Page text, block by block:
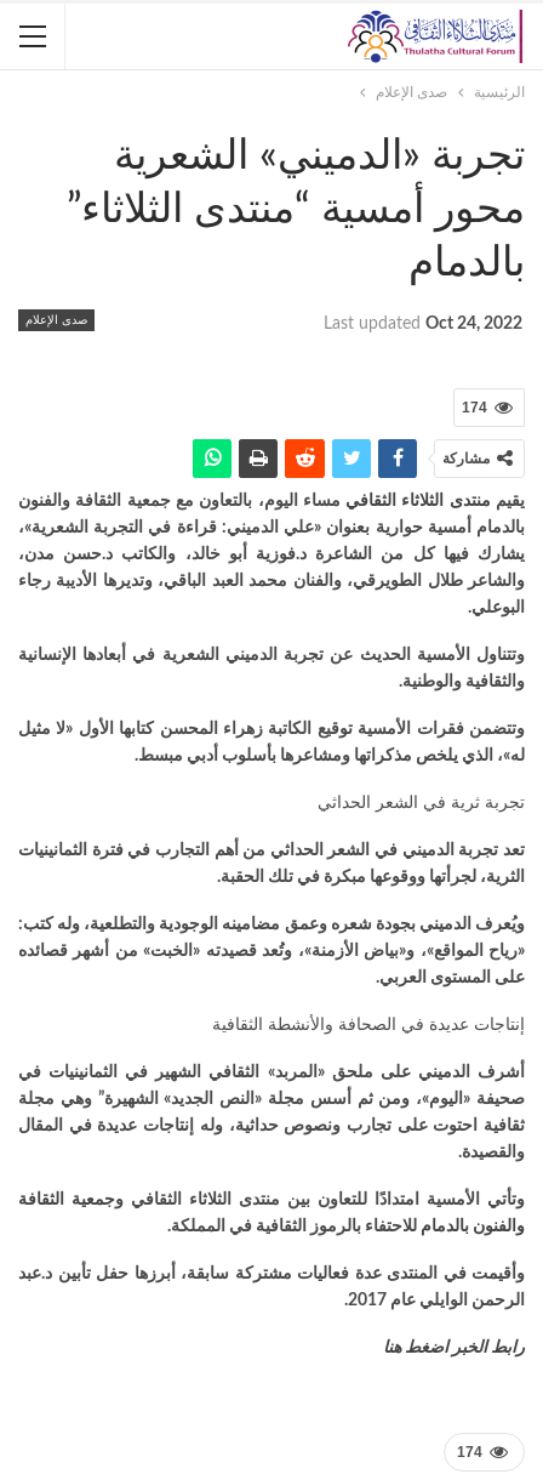
الرئيسية صدى الإعلام
تجربة «الدميني» الشعرية
محور أمسية “منتدى الثلاثاء”
بالدمام
صدى الإعلام Last updated Oct 24, 2022
174
مشاركة
يقيم منتدى الثلاثاء الثقافي مساء اليوم، بالتعاون مع جمعية الثقافة والفنون
بالدمام أمسية حوارية بعنوان «علي الدميني: قراءة في التجربة الشعرية»،
يشارك فيها كل من الشاعرة د.فوزية أبو خالد، والكاتب د.حسن مدن،
والشاعر طلال الطويرقي، والفنان محمد العبد الباقي، وتديرها الأديبة رجاء
البوعلي.
وتتناول الأمسية الحديث عن تجربة الدميني الشعرية في أبعادها الإنسانية
والثقافية والوطنية.
وتتضمن فقرات الأمسية توقيع الكاتبة زهراء المحسن كتابها الأول «لا مثيل
له»، الذي يلخص مذكراتها ومشاعرها بأسلوب أدبي مبسط.
تجربة ثرية في الشعر الحداثي
تعد تجربة الدميني في الشعر الحداثي من أهم التجارب في فترة الثمانينيات
الثرية، لجرأتها ووقوعها مبكرة في تلك الحقبة.
ويُعرف الدميني بجودة شعره وعمق مضامينه الوجودية والتطلعية، وله كتب:
«رياح المواقع»، و«بياض الأزمنة»، وتُعد قصيدته «الخبت» من أشهر قصائده
على المستوى العربي.
إنتاجات عديدة في الصحافة والأنشطة الثقافية
أشرف الدميني على ملحق «المربد» الثقافي الشهير في الثمانينيات في
صحيفة «اليوم»، ومن ثم أسس مجلة «النص الجديد» الشهيرة” وهي مجلة
ثقافية احتوت على تجارب ونصوص حداثية، وله إنتاجات عديدة في المقال
والقصيدة.
وتأتي الأمسية امتدادًا للتعاون بين منتدى الثلاثاء الثقافي وجمعية الثقافة
والفنون بالدمام للاحتفاء بالرموز الثقافية في المملكة.
وأقيمت في المنتدى عدة فعاليات مشتركة سابقة، أبرزها حفل تأبين د.عبد
الرحمن الوايلي عام 2017
.
رابط الخبر اضغط هنا
174